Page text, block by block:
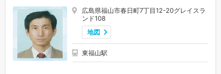
広島県福山市春日町7丁目12-20グレイスラ
ンド108
地図
東福山駅